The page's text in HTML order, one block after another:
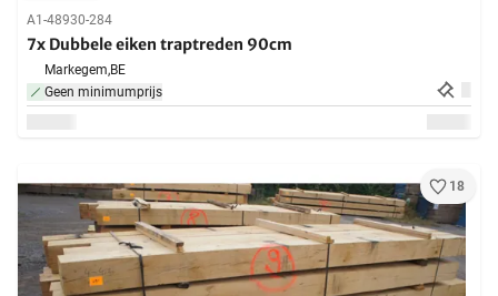
A1-48930-284
7x Dubbele eiken traptreden 90cm
Markegem,BE
Geen minimumprijs
18